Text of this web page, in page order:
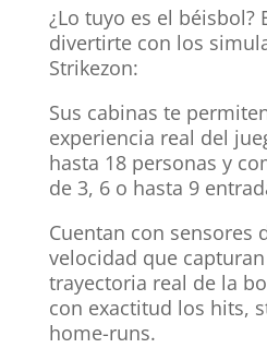
¿Lo tuyo es el béisbol?
divertirte con los
Strikezon:
Sus cabinas te
experiencia real del
hasta 18 personas y
de 3, 6 o hasta 9
Cuentan con sensores
velocidad que
trayectoria real de la
con exactitud los hits,
home-runs.